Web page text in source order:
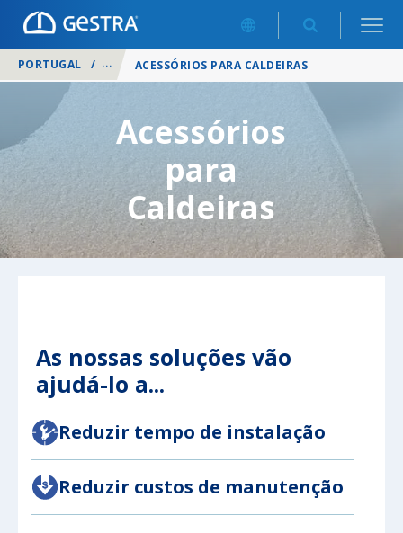
PORTUGAL / PRODUTOS / CASA DA CALDEIRA
ACESSÓRIOS PARA CALDEIRAS
Acessórios
para
Caldeiras
As nossas soluções vão
ajudá-lo a...
Reduzir tempo de instalação
Reduzir custos de manutenção